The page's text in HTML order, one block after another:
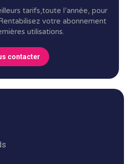
tarifs,toute l’année, pour
votre abonnement
utilisations.
contacter